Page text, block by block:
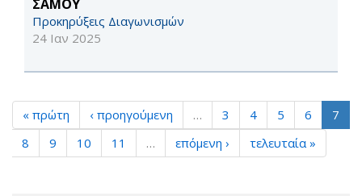
ΣΑΜΟΥ
Προκηρύξεις Διαγωνισμών
24 Ιαν 2025
« πρώτη ‹ προηγούμενη … 3 4 5 6
7
8
9 10 11 … επόμενη › τελευταία »